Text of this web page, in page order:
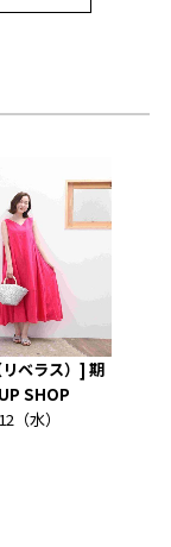
[アズ ノゥ アズ ドゥ
アズ ノゥ アズ オオ
作のご紹介